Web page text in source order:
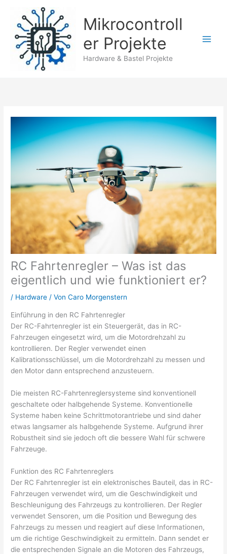
springen
Mikrocontroll
er Projekte
Hardware & Bastel Projekte
RC Fahrtenregler – Was ist das
eigentlich und wie funktioniert er?
/ Hardware / VonCaro Morgenstern
Einführung in den RC Fahrtenregler
Der RC-Fahrtenregler ist ein Steuergerät, das in RC-
Fahrzeugen eingesetzt wird, um die Motordrehzahl zu
kontrollieren. Der Regler verwendet einen
Kalibrationsschlüssel, um die Motordrehzahl zu messen und
den Motor dann entsprechend anzusteuern.
Die meisten RC-Fahrtenreglersysteme sind konventionell
geschaltete oder halbgehende Systeme. Konventionelle
Systeme haben keine Schrittmotorantriebe und sind daher
etwas langsamer als halbgehende Systeme. Aufgrund ihrer
Robustheit sind sie jedoch oft die bessere Wahl für schwere
Fahrzeuge.
Funktion des RC Fahrtenreglers
Der RC Fahrtenregler ist ein elektronisches Bauteil, das in RC-
Fahrzeugen verwendet wird, um die Geschwindigkeit und
Beschleunigung des Fahrzeugs zu kontrollieren. Der Regler
verwendet Sensoren, um die Position und Bewegung des
Fahrzeugs zu messen und reagiert auf diese Informationen,
um die richtige Geschwindigkeit zu ermitteln. Dann sendet er
die entsprechenden Signale an die Motoren des Fahrzeugs,